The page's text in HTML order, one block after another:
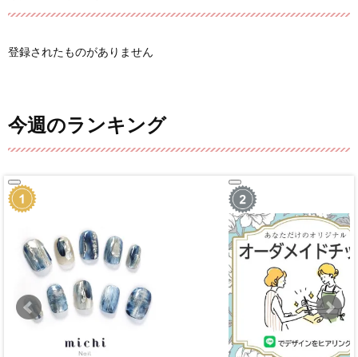
登録されたものがありません
今週のランキング